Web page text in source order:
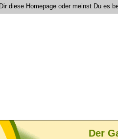
diese Homepage oder meinst Du es
Der